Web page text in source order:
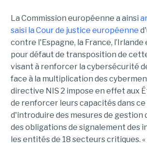
La Commission européenne a ainsi
saisi la Cour de justice européenne
contre l'Espagne, la France, l’Irlande
pour défaut de transposition de
visant à renforcer la cybersécurité
face à la multiplication des
directive NIS 2 impose en effet aux
de renforcer leurs capacités dans
d'introduire des mesures de gestion
des obligations de signalement des
les entités de 18 secteurs critiques.